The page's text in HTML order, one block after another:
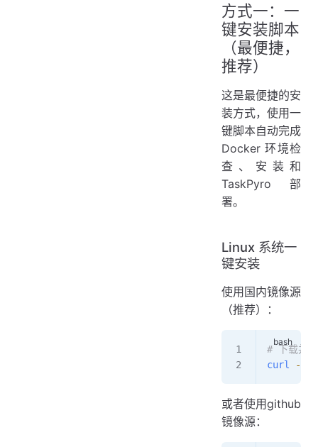
方式一：一
键安装脚本
（最便捷，
推荐）
这是最便捷的安
装方式，使用一
键脚本自动完成
Docker 环境检
查、安装和
TaskPyro 部
署。
Linux 系统一
键安装
使用国内镜像源
（推荐）：
# 下载并
curl
-
或者使用github
镜像源：